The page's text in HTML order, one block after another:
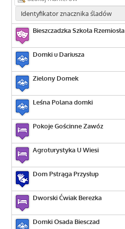
Bieszczadzka Szkoła Rzemiosła
Domki u Dariusza
Zielony Domek
Leśna Polana domki
Pokoje Gościnne Zawóz
Agroturystyka U Wiesi
Dom Pstrąga Przysłup
Dworski Ćwiak Berezka
Domki Osada Biesczad